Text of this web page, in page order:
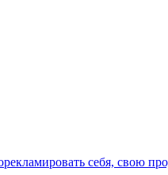
себя, свою